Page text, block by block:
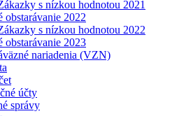
s nízkou hodnotou 2021
obstarávanie 2022
s nízkou hodnotou 2022
obstarávanie 2023
nariadenia (VZN)
účty
správy